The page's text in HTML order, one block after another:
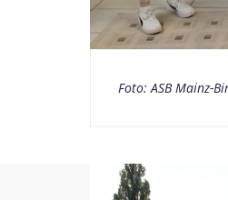
Foto: ASB Mainz-